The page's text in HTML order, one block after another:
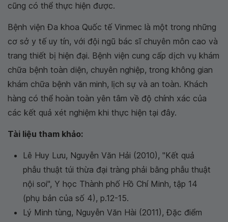
cũng có thể thực hiện được.
Bệnh viện Đa khoa Quốc tế Vinmec là một trong những
cơ sở y tế uy tín, với đội ngũ bác sĩ chuyên môn cao và
trang thiết bị hiện đại. Bệnh viện cung cấp dịch vụ khám
chữa bệnh toàn diện, chuyên nghiệp, trong không gian
khám chữa bệnh văn minh, lịch sự và an toàn. Khách
hàng có thể hoàn toàn yên tâm về độ chính xác của
các kết quả xét nghiệm khi thực hiện tại đây.
Tài liệu tham khảo:
Lê Huy Lưu, Nguyễn Văn Hải (2010), "Kết quả
phẫu thuật túi thừa đại tràng phải bằng phẫu thuật
nội soi", Y học Thành phố Hồ Chí Minh, tập 14
(phụ bản của số 4), p.12-15.
Lý Minh tùng, Nguyễn Văn Hài (2011), Đặc điểm